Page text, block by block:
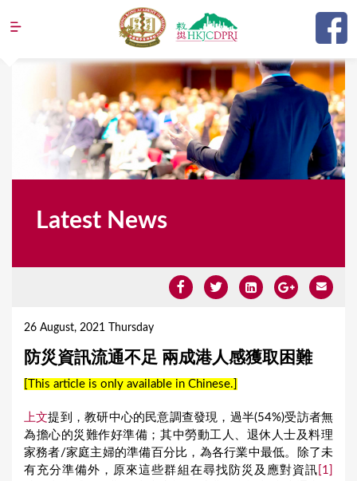
Jump to navigation
Latest News
26 August, 2021 Thursday
防災資訊流通不足 兩成港人感獲取困難
[This article is only available in Chinese.]
上文提到，教研中心的民意調查發現，過半(54%)受訪者無
為擔心的災難作好準備；其中勞動工人、退休人士及料理
家務者/家庭主婦的準備百分比，為各行業中最低。除了未
有充分準備外，原來這些群組在尋找防災及應對資訊 [1]